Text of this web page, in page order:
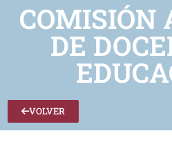
VOLVER
COMISIÓN
DE